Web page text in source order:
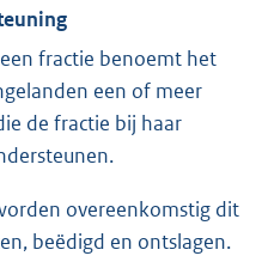
fractie benoemt het
een of meer
de fractie bij haar
overeenkomstig dit
beëdigd en ontslagen.